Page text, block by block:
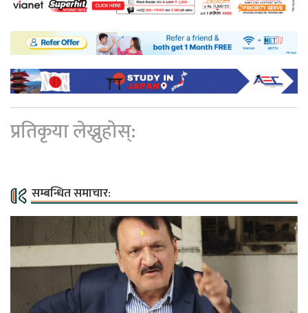
प्रतिकृया लेख्नुहोस्:
सम्बन्धित समाचार: